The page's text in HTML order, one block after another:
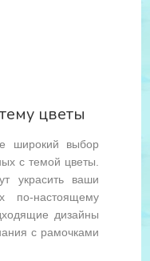
цветы
широкий выбор
с темой цветы.
украсить ваши
по-настоящему
дизайны
с рамочками